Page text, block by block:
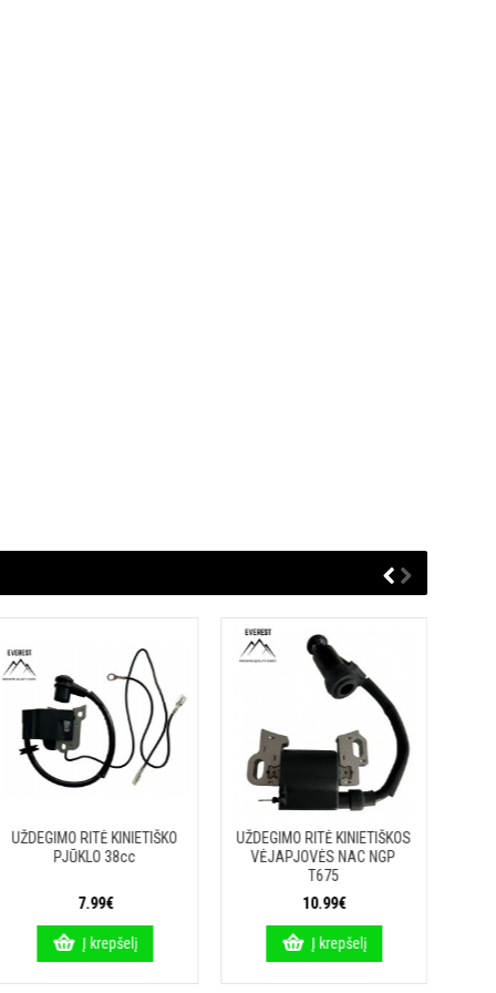
UŽDEGIMO RITĖ KINIETIŠKO
PJŪKLO 38cc
7.99€
Į krepšelį
UŽDEGIMO RITĖ KINIETIŠKOS
VĖJAPJOVĖS NAC NGP
T675
10.99€
Į krepšelį